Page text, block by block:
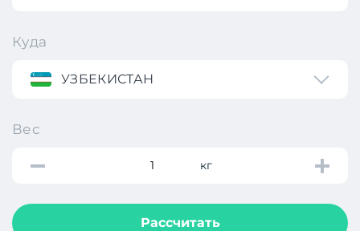
Куда
УЗБЕКИСТАН
Вес
кг
Рассчитать